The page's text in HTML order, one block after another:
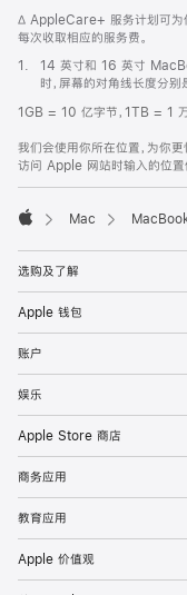
脚
注
∆ AppleCare+ 服务计划可为
每次收取相应的服务费。
脚
1.
14 英寸和 16 英寸
时，屏幕的对角线长度分
1GB = 10 亿字节，1TB = 1 万
我们会使用你所在位置，为你
访问 Apple 网站时输入的位置
Mac
选购及了解
Apple 钱包
账户
娱乐
Apple Store 商店
商务应用
教育应用
Apple 价值观